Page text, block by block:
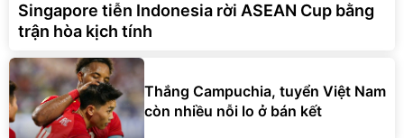
Singapore tiễn Indonesia rời ASEAN Cup bằng
trận hòa kịch tính
Thắng Campuchia, tuyển Việt Nam
còn nhiều nỗi lo ở bán kết